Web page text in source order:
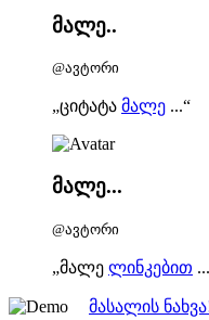
მალე..
@ავტორი
„ციტატა მალე ...“
მალე...
@ავტორი
„მალე ლინკებით
მასალის